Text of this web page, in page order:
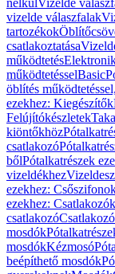
nélkülVizelde
vizelde válaszfalak
tartozékok
csatlakoztatása
működtetés
működtetésselBasic
öblítés
ezekhez: Kiegészítők
Felújítókészletek
kiöntőkhöz
csatlakozó
bőlPótalkatrészek
vizeldékhez
ezekhez:
ezekhez:
csatlakozó
mosdók
mosdókKézmosó
beépíthető mosdók